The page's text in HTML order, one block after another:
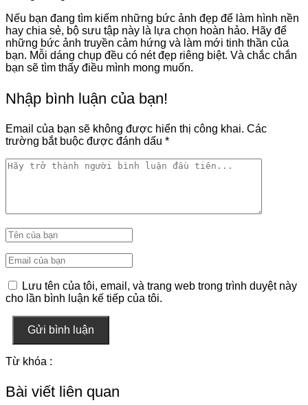
Nếu bạn đang tìm kiếm những bức ảnh đẹp để làm hình nền
hay chia sẻ, bộ sưu tập này là lựa chọn hoàn hảo. Hãy để
những bức ảnh truyền cảm hứng và làm mới tinh thần của
bạn. Mỗi dáng chụp đều có nét đẹp riêng biệt. Và chắc chắn
bạn sẽ tìm thấy điều mình mong muốn.
Nhập bình luận của bạn!
Email của bạn sẽ không được hiển thị công khai. Các
trường bắt buộc được đánh dấu *
Lưu tên của tôi, email, và trang web trong trình duyệt này
cho lần bình luận kế tiếp của tôi.
Gửi bình luận
Từ khóa :
Bài viết liên quan